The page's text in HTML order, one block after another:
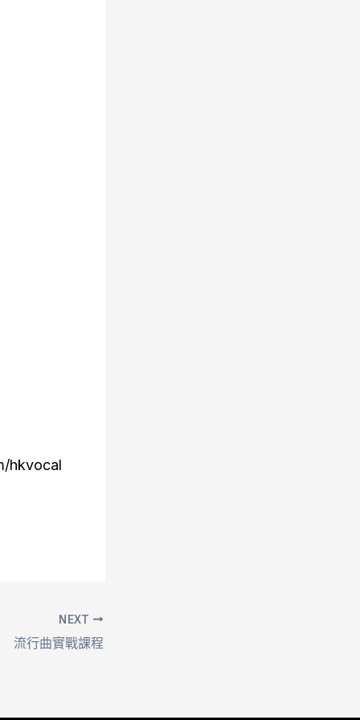
hkvocal
NEXT
流行曲實戰課程